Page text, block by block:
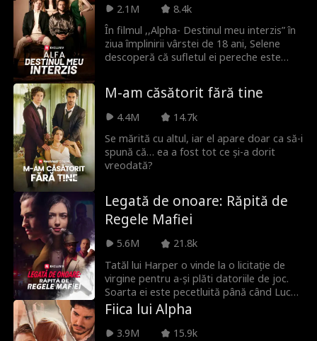
Joyce e doar o femeie superficială,
interesată de bani — dar habar n-avea
că, în realitate, ea este o moștenitoare
miliardară care și-a ascuns identitatea.
Oare va reuși Tristan să-i recucerească
tânărul și irezistibilul William Pope?
2.1M
8.4k
În filmul ,,Alpha- Destinul meu interzis” în
ziua împlinirii vârstei de 18 ani, Selene
descoperă că sufletul ei pereche este
plănuiește să o respingă. Selene nu
avusese niciodată de gând să-l accepte ca
pereche. El nu știa că ea nu era o simplă
lupoaică, ci o Lună, răpită și confundată
cu un lup obișnuit. În timp ce Selene
plănuiește să fugă din haită, îl întâlnește
pe Alexander, adevăratul ei suflet
M-am căsătorit fără tine
4.4M
14.7k
Se mărită cu altul, iar el apare doar ca să-i
spună că… ea a fost tot ce și-a dorit
vreodată?
Legată de onoare: Răpită de
Regele Mafiei
5.6M
21.8k
Tatăl lui Harper o vinde la o licitație de
virgine pentru a-și plăti datoriile de joc.
Soarta ei este pecetluită până când Lucca
Saviano, șeful mafiei italiene, intervine să
o salveze. Dar ce vrea cel mai periculos
om din lumea interlopă de la Harper?
Fiica lui Alpha
3.9M
15.9k